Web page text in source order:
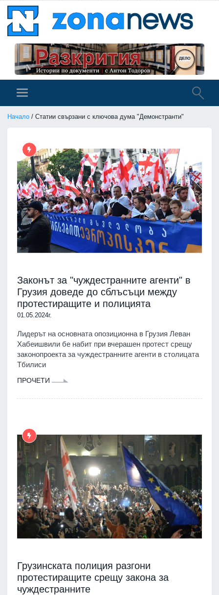
Начало / Статии свързани с ключова дума "Демонстранти"
Законът за "чуждестранните агенти" в
Грузия доведе до сблъсъци между
протестиращите и полицията
01.05.2024г.
Лидерът на основната опозиционна в Грузия Леван
Хабеишвили бе набит при вчерашен протест срещу
законопроекта за чуждестранните агенти в столицата
Тбилиси
ПРОЧЕТИ
Грузинската полиция разгони
протестиращите срещу закона за
чуждестранните